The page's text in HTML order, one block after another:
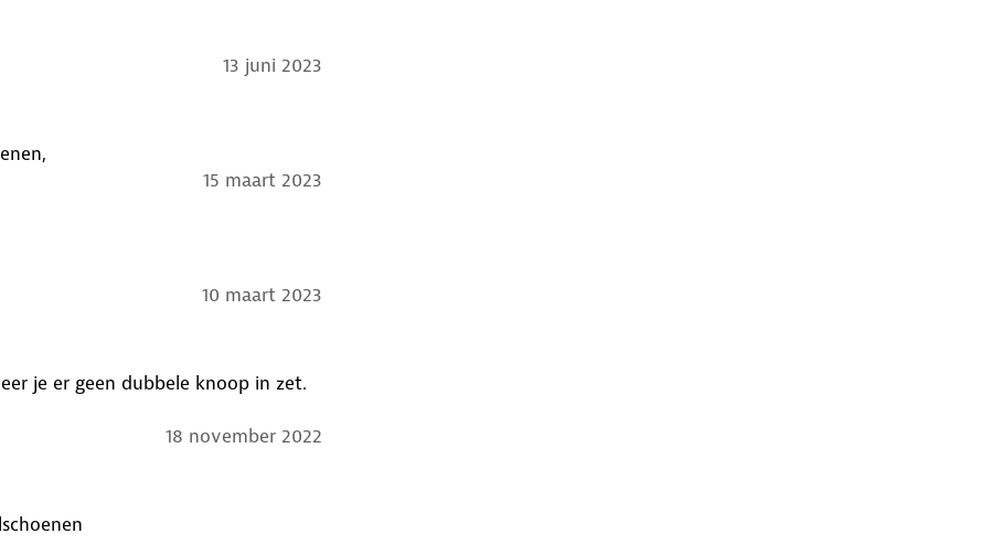
13 juni 2023
15 maart 2023
10 maart 2023
je er geen dubbele knoop in zet.
18 november 2022